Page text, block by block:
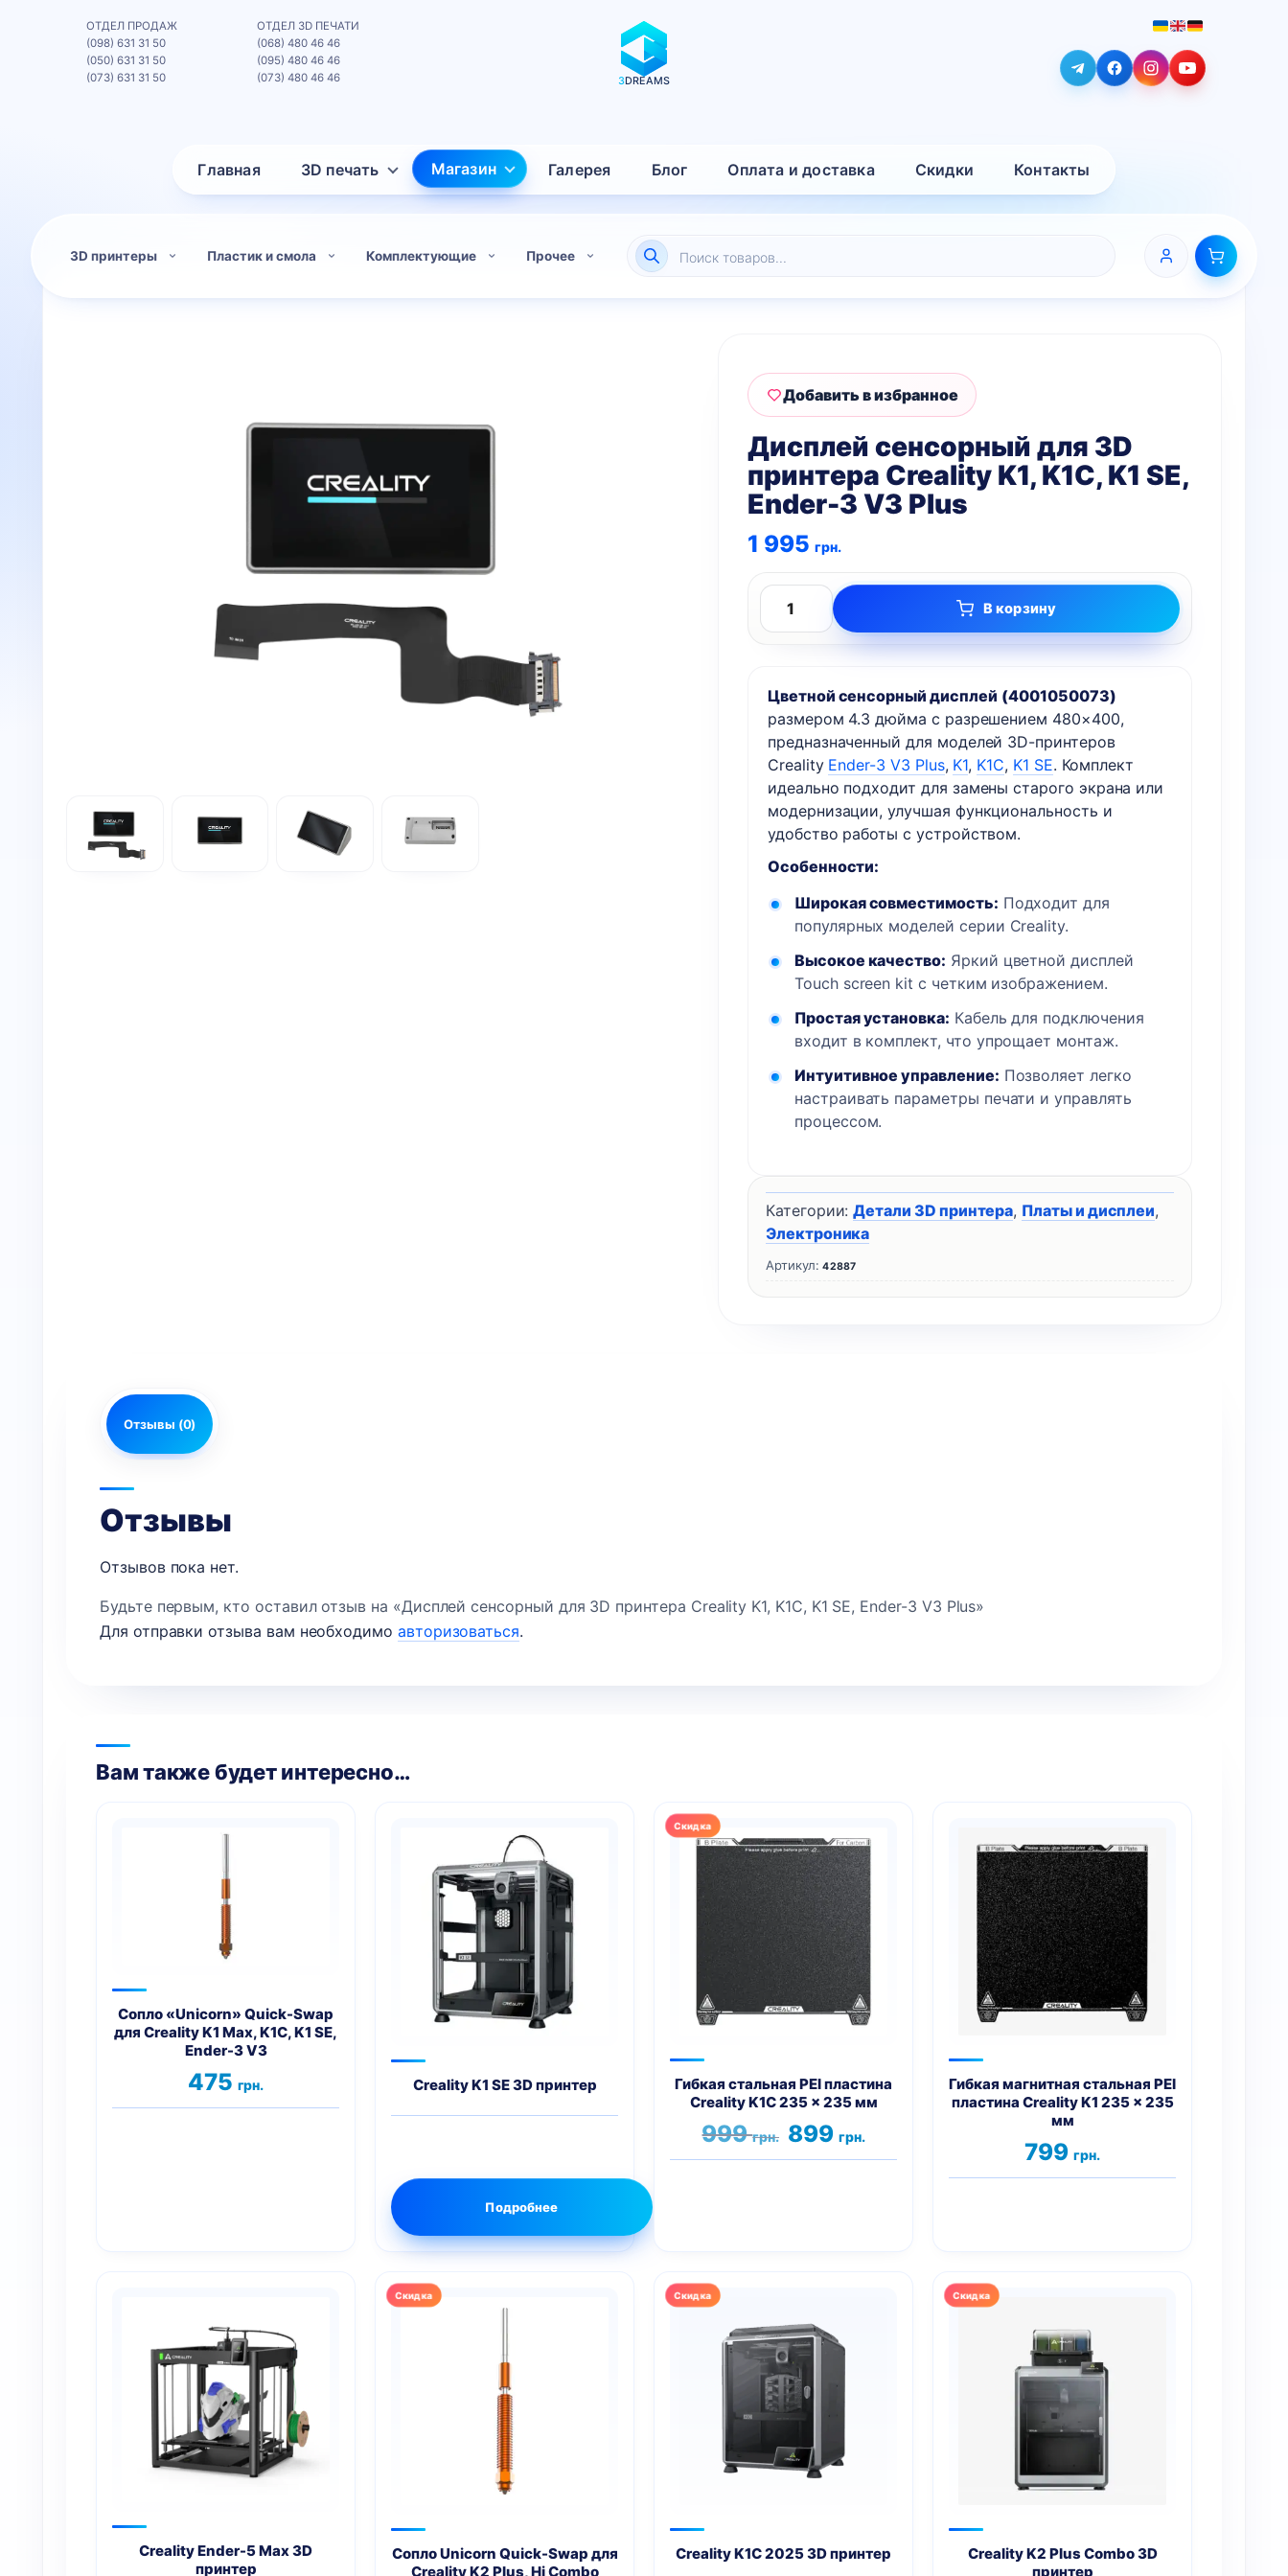
3DREAMS
Главная 3D печать Магазин Галерея Блог Оплата и доставка Скидки Контакты
ОТДЕЛ ПРОДАЖ
(098) 631 31 50
(050) 631 31 50
(073) 631 31 50
ОТДЕЛ 3D ПЕЧАТИ
(068) 480 46 46
(095) 480 46 46
(073) 480 46 46
3D принтеры Пластик и смола Комплектующие Прочее Поиск
Дисплей сенсорный для 3D
принтера Creality K1, K1C, K1 SE,
Ender-3 V3 Plus
1 995 грн.
Цветной сенсорный дисплей (4001050073)
размером 4.3 дюйма с разрешением 480×400,
предназначенный для моделей 3D-принтеров
Creality Ender-3 V3 Plus, K1, K1C, K1 SE. Комплект
идеально подходит для замены старого экрана или
модернизации, улучшая функциональность и
удобство работы с устройством.
Особенности:
Широкая совместимость: Подходит для
популярных моделей серии Creality.
Высокое качество: Яркий цветной дисплей
Touch screen kit с четким изображением.
Простая установка: Кабель для подключения
входит в комплект, что упрощает монтаж.
Интуитивное управление: Позволяет легко
настраивать параметры печати и управлять
процессом.
Количество
сенсорный
для
3D
принтера
Creality
K1,
K1
SE,
Ender-
В корзину
Добавить в избранное
Артикул:42887
Категории:Детали 3D принтера, Платы и дисплеи,
Электроника
Отзывы (0)
Отзывы
Отзывов пока нет.
Будьте первым, кто оставил отзыв на «Дисплей сенсорный для 3D принтера Creality K1, K1C, K1 SE, Ender-3 V3 Plus»
Для отправки отзыва вам необходимо авторизоваться.
Вам также будет интересно…
Сопло «Unicorn» Quick-Swap
для Creality K1 Max, K1C, K1 SE,
Ender-3 V3
475 грн. Creality K1 SE 3D принтер
Подробнее
Гибкая стальная PEI пластина
Creality K1C 235 x 235 мм
999грн. Первоначальная
цена
составляла
899 грн.
цена:
899 грн..
Гибкая магнитная стальная PEI
пластина Creality K1 235 x 235
мм
799 грн.
Creality Ender-5 Max 3D
принтер
Сопло Unicorn Quick-Swap для
Creality K2 Plus, Hi Combo
Этот
товара.
Creality K1C 2025 3D принтер
Creality K2 Plus Combo 3D
принтер